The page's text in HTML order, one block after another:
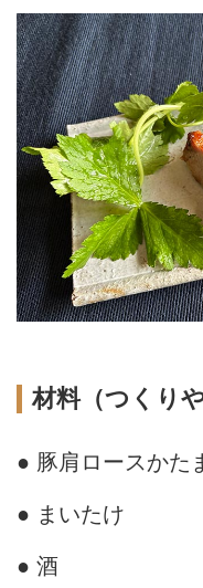
材料（つくり
● 豚肩ロースかた
● まいたけ
● 酒